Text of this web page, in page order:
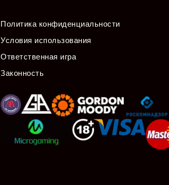
Политика конфиденциальности
Условия использования
Ответственная игра
Законность